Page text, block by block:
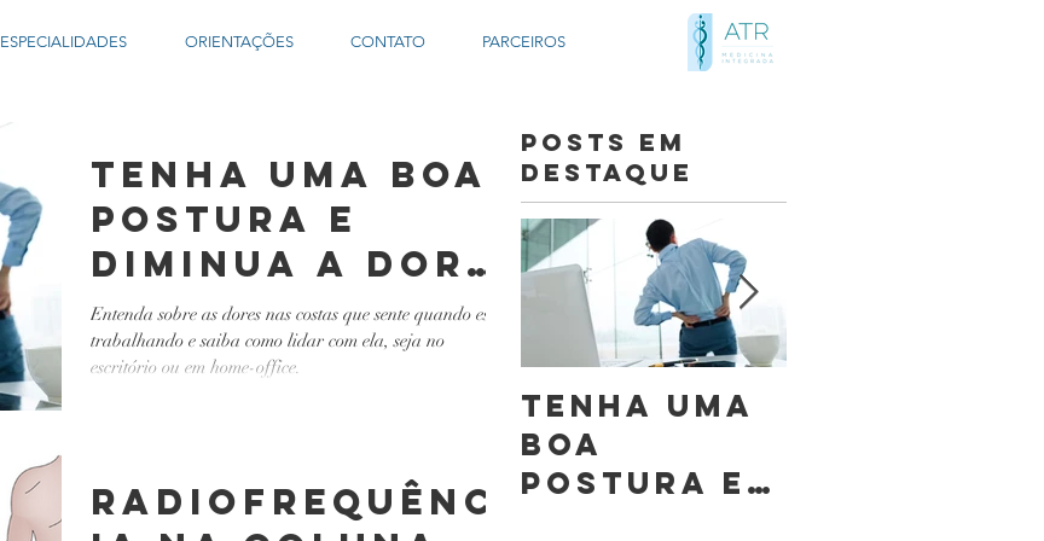
ESPECIALIDADES ORIENTAÇÕES CONTATO PARCEIROS
Tenha uma boa
postura e
diminua a dor
nas costas
Entenda sobre as dores nas costas que sente quando está
trabalhando e saiba como lidar com ela, seja no
escritório ou em home-office.
Radiofrequênc
Posts Em
Destaque
Tenha uma
boa
postura e